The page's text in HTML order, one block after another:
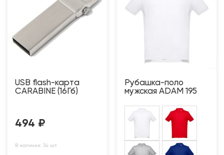
USB flash-карта
CARABINE (16Гб)
494 ₽
В наличии: 34 шт
Рубашка-поло
мужская ADAM 195